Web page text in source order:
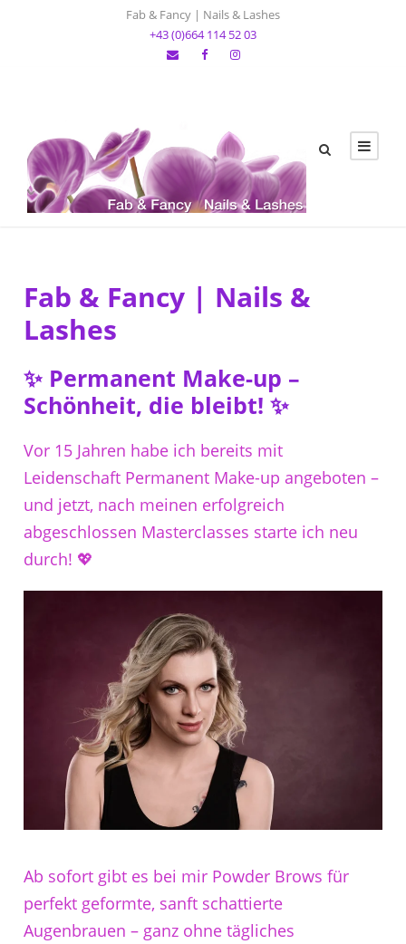
Fab & Fancy | Nails & Lashes
+43 (0)664 114 52 03
Fab & Fancy | Nails &
Lashes
✨ Permanent Make-up –
Schönheit, die bleibt! ✨
Vor 15 Jahren habe ich bereits mit
Leidenschaft Permanent Make-up angeboten –
und jetzt, nach meinen erfolgreich
abgeschlossen Masterclasses starte ich neu
durch! 💖
Ab sofort gibt es bei mir Powder Brows für
perfekt geformte, sanft schattierte
Augenbrauen – ganz ohne tägliches